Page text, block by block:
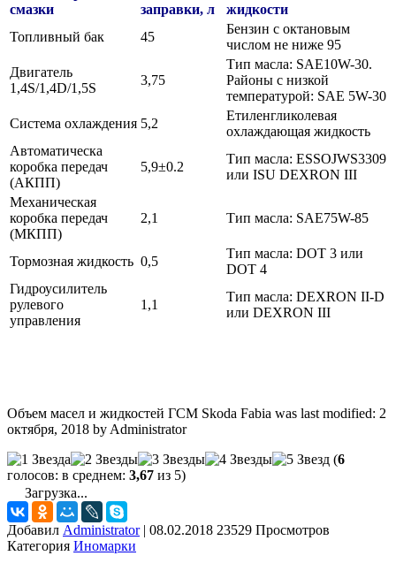
смазки
заправки, л
жидкости
Топливный бак
45
Бензин с октановым
числом не ниже 95
Двигатель
1,4S/1,4D/1,5S
3,75
Тип масла: SAE10W-30.
Районы с низкой
температурой: SAE 5W-30
Система охлаждения 5,2
Етиленгликолевая
охлаждающая жидкость
Автоматическа
коробка передач
(АКПП)
5,9±0.2
Тип масла: ESSOJWS3309
или ISU DEXRON III
Механическая
коробка передач
(МКПП)
2,1 Тип масла: SAE75W-85
Тормозная жидкость 0,5
Тип масла: DOT 3 или
DOT 4
Гидроусилитель
рулевого
управления
1,1
Тип масла: DEXRON II-D
или DEXRON III
Объем масел и жидкостей ГСМ Skoda Fabia was last modified: 2
октября, 2018 by Administrator
(6
голосов: в среднем: 3,67 из 5)
Загрузка...
Добавил Administrator | 08.02.2018 23529 Просмотров
Категория Иномарки